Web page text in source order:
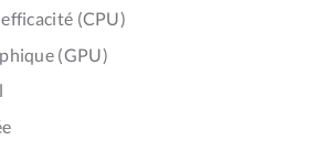
(CPU)
(GPU)